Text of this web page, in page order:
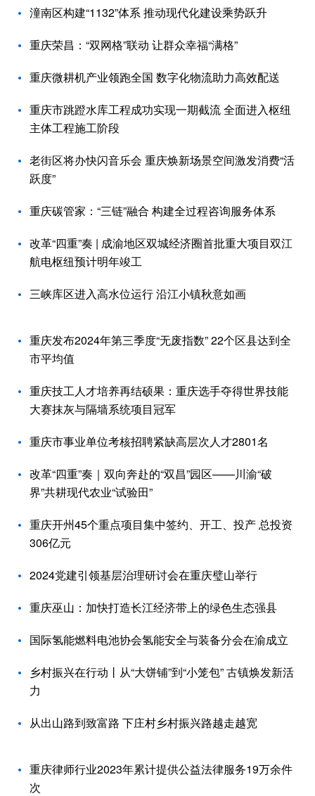
潼南区构建“1132”体系 推动现代化建设乘势跃升
重庆荣昌：“双网格”联动 让群众幸福“满格”
重庆微耕机产业领跑全国 数字化物流助力高效配送
重庆市跳蹬水库工程成功实现一期截流 全面进入枢纽
主体工程施工阶段
老街区将办快闪音乐会 重庆焕新场景空间激发消费“活
跃度”
重庆碳管家：“三链”融合 构建全过程咨询服务体系
改革“四重”奏 | 成渝地区双城经济圈首批重大项目双江
航电枢纽预计明年竣工
三峡库区进入高水位运行 沿江小镇秋意如画
重庆发布2024年第三季度“无废指数” 22个区县达到全
市平均值
重庆技工人才培养再结硕果：重庆选手夺得世界技能
大赛抹灰与隔墙系统项目冠军
重庆市事业单位考核招聘紧缺高层次人才2801名
改革“四重”奏｜双向奔赴的“双昌”园区——川渝“破
界”共耕现代农业“试验田”
重庆开州45个重点项目集中签约、开工、投产 总投资
306亿元
2024党建引领基层治理研讨会在重庆璧山举行
重庆巫山：加快打造长江经济带上的绿色生态强县
国际氢能燃料电池协会氢能安全与装备分会在渝成立
乡村振兴在行动丨从“大饼铺”到“小笼包” 古镇焕发新活
力
从出山路到致富路 下庄村乡村振兴路越走越宽
重庆律师行业2023年累计提供公益法律服务19万余件
次